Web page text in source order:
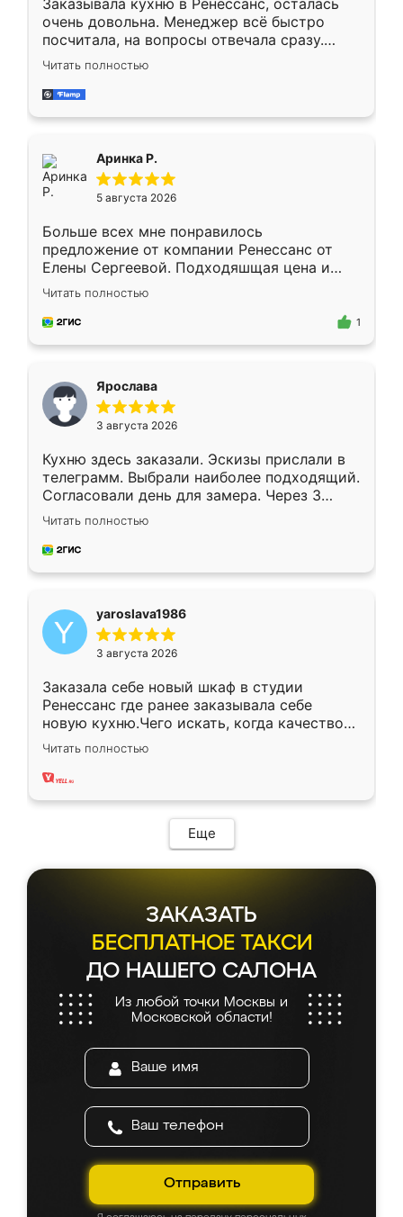
Заказывала кухню в Ренессанс, осталась
очень довольна. Менеджер всё быстро
посчитала, на вопросы отвечала сразу.
Замерщик приехал в субботу, подошёл к
делу со всей ответственностью. Собрали
за день, ребята работали аккуратно, даже
Читать полностью
Аринка Р.
5 августа 2026
Больше всех мне понравилось
предложение от компании Ренессанс от
Елены Сергеевой. Подходяшщая цена и
короткие сроки изготовления. Приехавший
для замера сотрудник Владислав
предложил по моему эскизу самый
Читать полностью
1
Ярослава
3 августа 2026
Кухню здесь заказали. Эскизы прислали в
телеграмм. Выбрали наиболее подходящий.
Согласовали день для замера. Через 3
недели кухня была уже готова. Остались
довольны работой. Спасибо Ренессанс
мебель за качественную работу!
Читать полностью
yaroslava1986
3 августа 2026
Заказала себе новый шкаф в студии
Ренессанс где ранее заказывала себе
новую кухню.Чего искать, когда качеством
вполне довольна. Служит кухня уже почти
два года, нареканий нет.
Читать полностью
Еще
ЗАКАЗАТЬ
БЕСПЛАТНОЕ ТАКСИ
ДО НАШЕГО САЛОНА
Из любой точки Москвы и
Московской области!
Отправить